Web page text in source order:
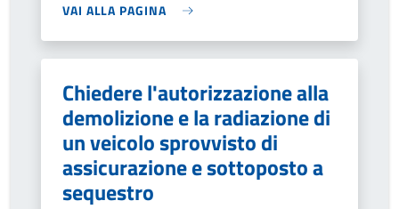
VAI ALLA PAGINA
Chiedere l'autorizzazione alla
demolizione e la radiazione di
un veicolo sprovvisto di
assicurazione e sottoposto a
sequestro